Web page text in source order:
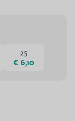
25
€ 6,10